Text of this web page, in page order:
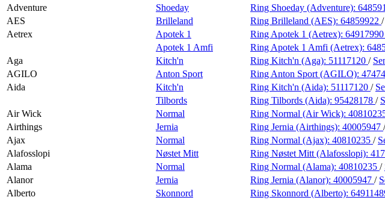
Adventure
Shoeday Ring Shoeday (Adventure):
AES
Brilleland Ring Brilleland (AES): 64859922 /
Aetrex
Apotek 1 Ring Apotek 1 (Aetrex): 64917990
Apotek 1 Amfi
Ring Apotek 1 Amfi (Aetrex):
Aga
Kitch'n Ring Kitch'n (Aga): 51117120 /
AGILO
Anton Sport Ring Anton Sport (AGILO):
Aida
Kitch'n Ring Kitch'n (Aida): 51117120 /
Tilbords
Ring Tilbords (Aida): 95428178 /
Air Wick
Normal Ring Normal (Air Wick):
Airthings
Jernia Ring Jernia (Airthings): 40005947
Ajax
Normal Ring Normal (Ajax): 40810235 /
Alafosslopi
Nøstet Mitt Ring Nøstet Mitt (Alafosslopi):
Alama
Normal Ring Normal (Alama): 40810235 /
Alanor
Jernia Ring Jernia (Alanor): 40005947 /
Alberto
Skonnord Ring Skonnord (Alberto):